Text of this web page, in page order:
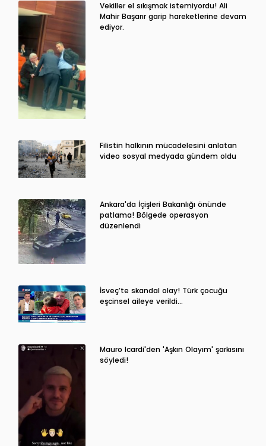
Vekiller el sıkışmak istemiyordu! Ali
Mahir Başarır garip hareketlerine devam
ediyor.
Filistin halkının mücadelesini anlatan
video sosyal medyada gündem oldu
Ankara'da İçişleri Bakanlığı önünde
patlama! Bölgede operasyon
düzenlendi
İsveç’te skandal olay! Türk çocuğu
eşcinsel aileye verildi…
Mauro Icardi'den 'Aşkın Olayım' şarkısını
söyledi!